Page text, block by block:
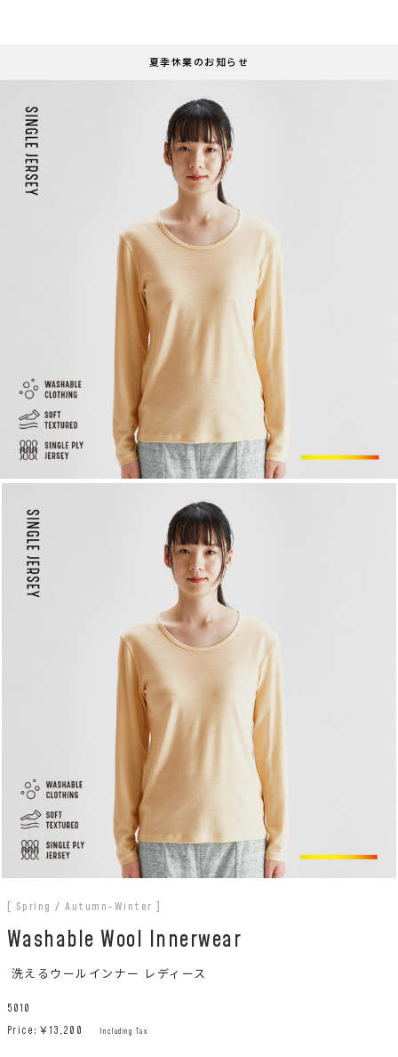
夏季休業のお知らせ
[ Spring / Autumn-Winter ]
Washable Wool Innerwear
洗えるウールインナー レディース
5010
Price:￥13,200 Including Tax